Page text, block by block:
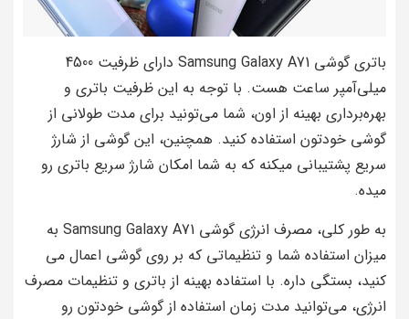
باتری گوشی Samsung Galaxy A71 دارای ظرفیت 4500
میلی‌آمپر ساعت هست. با توجه به این ظرفیت باتری و
بهره‌برداری بهینه از اون، شما می‌تونید برای مدت طولانی از
گوشی خودتون استفاده کنید. همچنین، این گوشی از شارژ
سریع پشتیبانی میکنه که به شما امکان شارژ سریع باتری رو
میده.
به طور کلی، مصرف انرژی گوشی Samsung Galaxy A71 به
میزان استفاده شما و تنظیماتی که بر روی گوشی اعمال می‌
کنید، بستگی داره. با استفاده بهینه از باتری و تنظیمات مصرف
انرژی، می‌توانید مدت زمان استفاده از گوشی خودتون رو